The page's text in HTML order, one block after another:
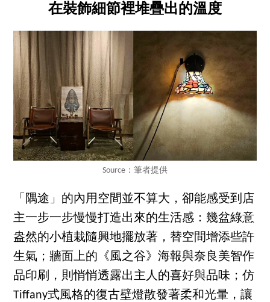
在裝飾細節裡堆疊出的溫度
Source：筆者提供
「隅途」的內用空間並不算大，卻能感受到店
主一步一步慢慢打造出來的生活感：幾盆綠意
盎然的小植栽隨興地擺放著，替空間增添些許
生氣；牆面上的《風之谷》海報與奈良美智作
品印刷，則悄悄透露出主人的喜好與品味；仿
Tiffany式風格的復古壁燈散發著柔和光暈，讓